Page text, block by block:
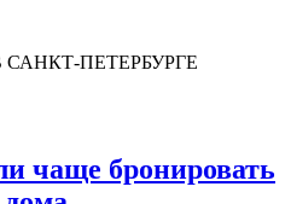
ПЕТЕРБУРГЕ
чаще бронировать